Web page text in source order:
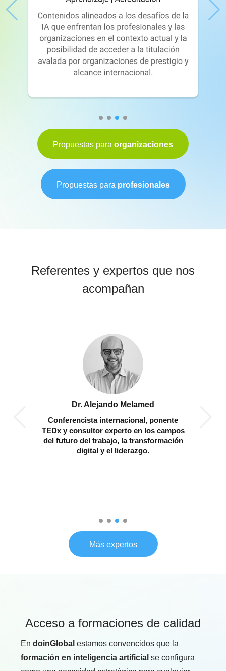
Propuestas para organizaciones
Propuestas para profesionales
Referentes y expertos que nos
acompañan
Dr. Alejando Melamed
Conferencista internacional, ponente
TEDx y consultor experto en los campos
del futuro del trabajo, la transformación
digital y el liderazgo.
Más expertos
Acceso a formaciones de calidad
En doinGlobal estamos convencidos que la
formación en inteligencia artificial se configura